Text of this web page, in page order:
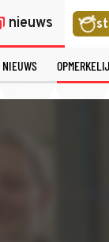
nieuws